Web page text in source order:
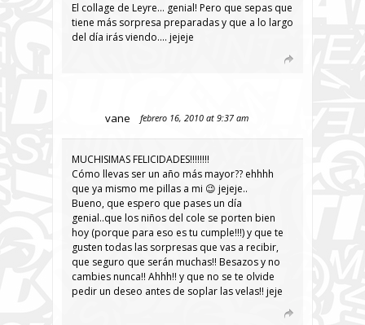
El collage de Leyre… genial! Pero que sepas que
tiene más sorpresa preparadas y que a lo largo
del día irás viendo…. jejeje
vane febrero 16, 2010 at 9:37 am
MUCHISIMAS FELICIDADES!!!!!!!!
Cómo llevas ser un año más mayor?? ehhhh
que ya mismo me pillas a mi 😉 jejeje..
Bueno, que espero que pases un día
genial..que los niños del cole se porten bien
hoy (porque para eso es tu cumple!!!) y que te
gusten todas las sorpresas que vas a recibir,
que seguro que serán muchas!! Besazos y no
cambies nunca!! Ahhh!! y que no se te olvide
pedir un deseo antes de soplar las velas!! jeje